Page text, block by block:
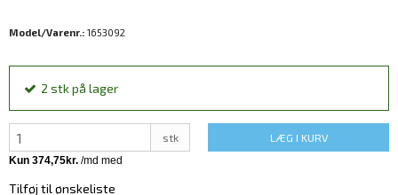
Model/Varenr.: 1653092
2 stkpå lager
stk LÆG I KURV
Tilføj til ønskeliste